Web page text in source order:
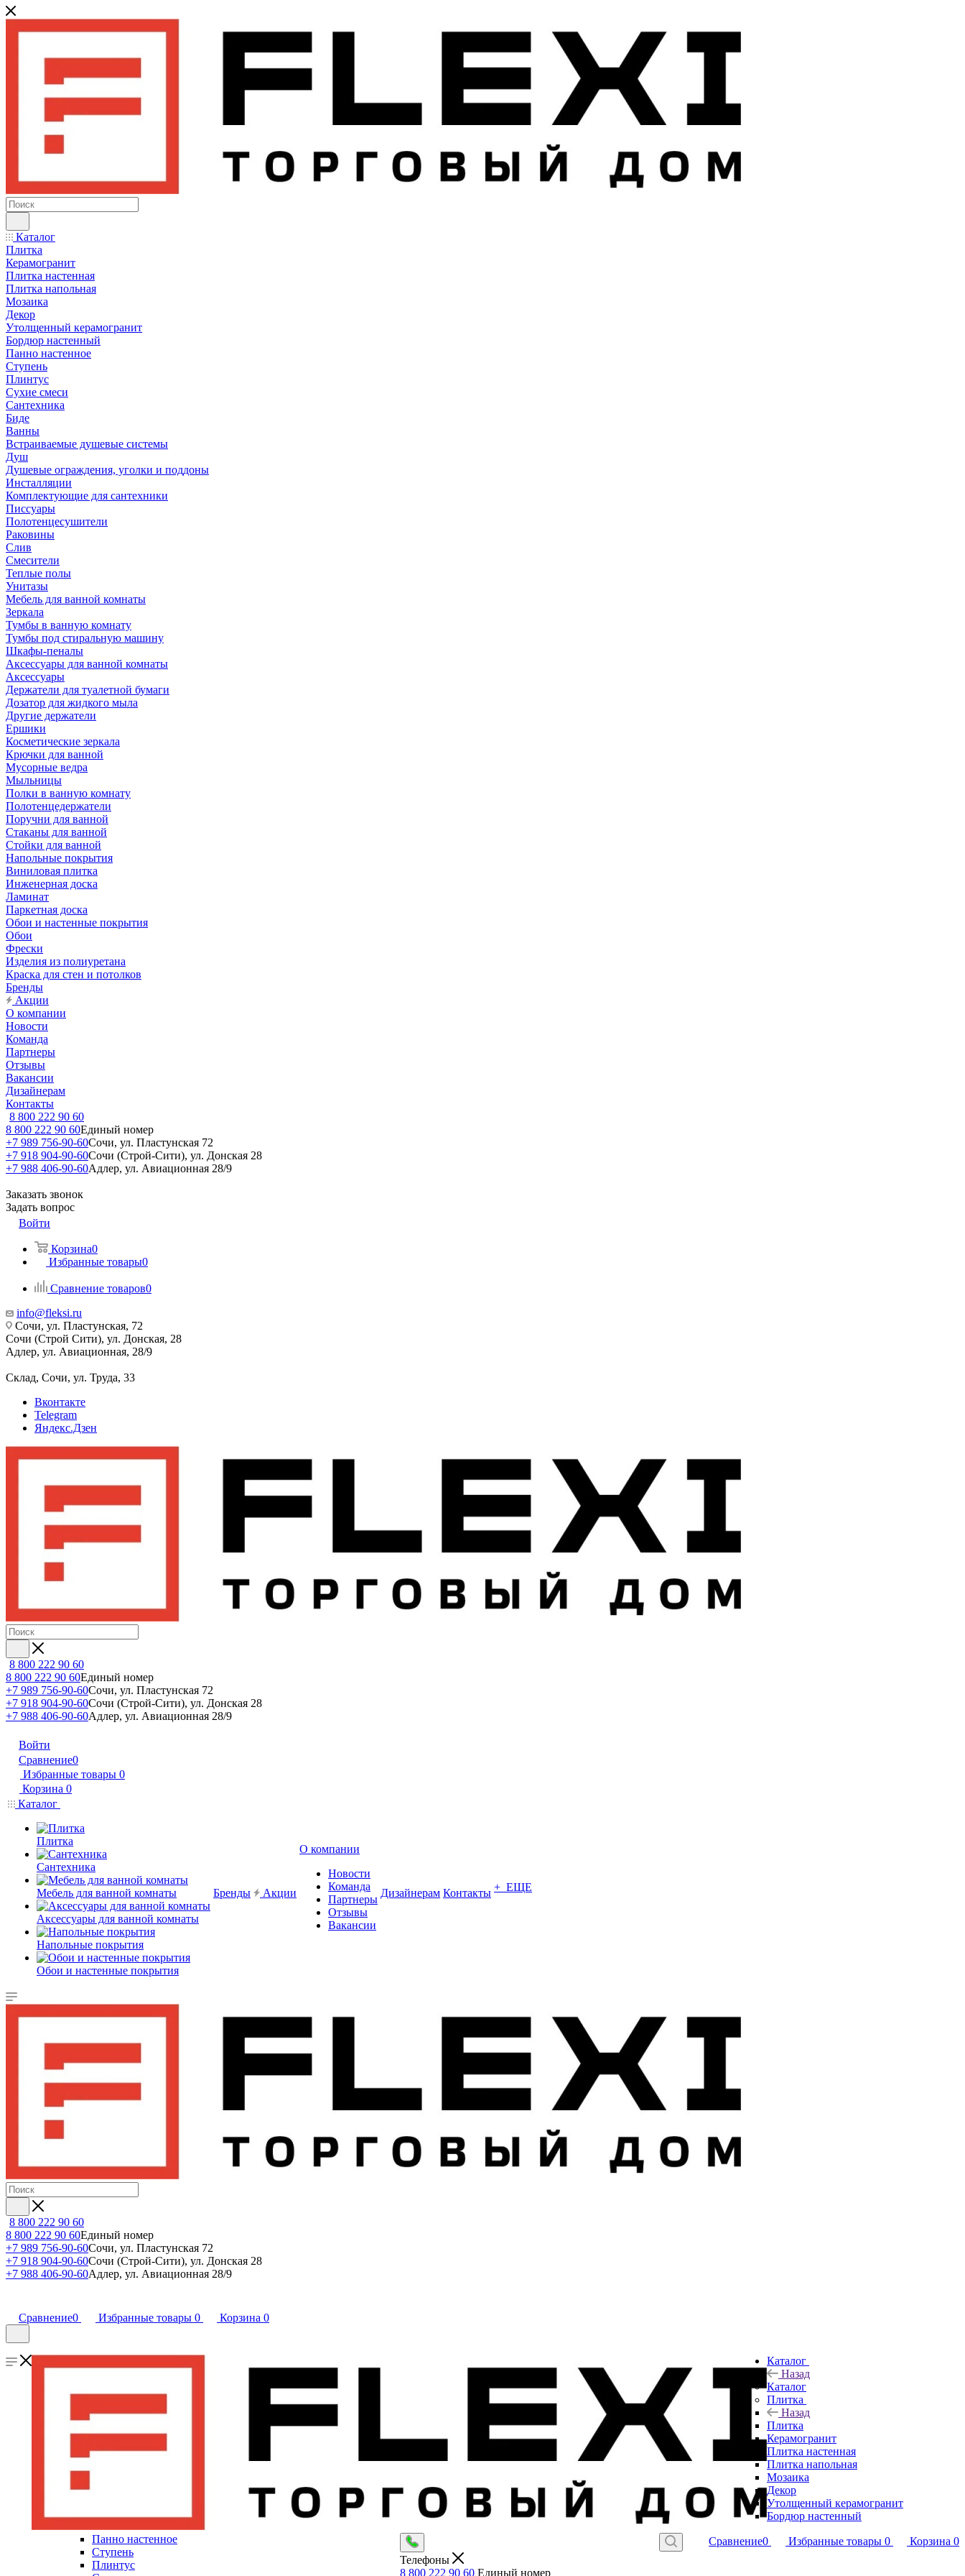
Каталог
Плитка
Керамогранит
Плитка настенная
Плитка напольная
Мозаика
Декор
Утолщенный керамогранит
Бордюр настенный
Панно настенное
Ступень
Плинтус
Сухие смеси
Сантехника
Биде
Ванны
Встраиваемые душевые системы
Душ
Душевые ограждения, уголки и поддоны
Инсталляции
Комплектующие для сантехники
Писсуары
Полотенцесушители
Раковины
Слив
Смесители
Теплые полы
Унитазы
Мебель для ванной комнаты
Зеркала
Тумбы в ванную комнату
Тумбы под стиральную машину
Шкафы-пеналы
Аксессуары для ванной комнаты
Аксессуары
Держатели для туалетной бумаги
Дозатор для жидкого мыла
Другие держатели
Ершики
Косметические зеркала
Крючки для ванной
Мусорные ведра
Мыльницы
Полки в ванную комнату
Полотенцедержатели
Поручни для ванной
Стаканы для ванной
Стойки для ванной
Напольные покрытия
Виниловая плитка
Инженерная доска
Ламинат
Паркетная доска
Обои и настенные покрытия
Обои
Фрески
Изделия из полиуретана
Краска для стен и потолков
Бренды
Акции
О компании
Новости
Команда
Партнеры
Отзывы
Вакансии
Дизайнерам
Контакты
8 800 222 90 60
8 800 222 90 60Единый номер
+7 989 756-90-60Сочи, ул. Пластунская 72
+7 918 904-90-60Сочи (Строй-Сити), ул. Донская 28
+7 988 406-90-60Адлер, ул. Авиационная 28/9
Заказать звонок
Задать вопрос
Войти
Корзина0
Избранные товары0
Сравнение товаров0
info@fleksi.ru
Сочи, ул. Пластунская, 72
Сочи (Строй Сити), ул. Донская, 28
Адлер, ул. Авиационная, 28/9
Склад, Сочи, ул. Труда, 33
Вконтакте
Telegram
Яндекс.Дзен
8 800 222 90 60
8 800 222 90 60Единый номер
+7 989 756-90-60Сочи, ул. Пластунская 72
+7 918 904-90-60Сочи (Строй-Сити), ул. Донская 28
+7 988 406-90-60Адлер, ул. Авиационная 28/9
Войти
Сравнение0
Избранные товары 0
Корзина 0
Каталог
Плитка
Сантехника
Мебель для ванной комнаты
Аксессуары для ванной комнаты
Напольные покрытия
Обои и настенные покрытия
Бренды Акции
О компании
Новости
Команда
Партнеры
Отзывы
Вакансии
Дизайнерам Контакты + ЕЩЕ
8 800 222 90 60
8 800 222 90 60Единый номер
+7 989 756-90-60Сочи, ул. Пластунская 72
+7 918 904-90-60Сочи (Строй-Сити), ул. Донская 28
+7 988 406-90-60Адлер, ул. Авиационная 28/9
Сравнение0 Избранные товары 0 Корзина 0
Сравнение0 Избранные товары 0 Корзина 0
Телефоны
8 800 222 90 60 Единый номер
Каталог
Назад
Каталог
Плитка
Назад
Плитка
Керамогранит
Плитка настенная
Плитка напольная
Мозаика
Декор
Утолщенный керамогранит
Бордюр настенный
Панно настенное
Ступень
Плинтус